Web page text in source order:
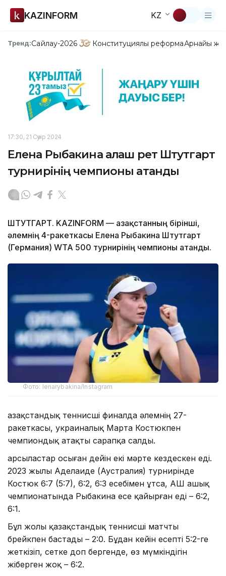
KAZINFORM KZ
Тренд:Сайлау-2026 Конституциялық реформаАрнайы
17:30, 21 Сәуір 2024
Елена Рыбакина алғаш рет Штутгарт
турнирінің чемпионы атанды
ШТУТГАРТ. KAZINFORM — Қазақстанның бірінші,
әлемнің 4-ракеткасы Елена Рыбакина Штутгарт
(Германия) WTA 500 турнирінің чемпионы атанды.
Фото: lenarybakina/Instagram
Қазақстандық теннисші финалда әлемнің 27-
ракеткасы, украиналық Марта Костюкпен
чемпиондық атақты сарапқа салды.
Қарсыластар осыған дейін екі мәрте кездескен еді.
2023 жылы Аделаиде (Аустралия) турнирінде
Костюк 6:7 (5:7), 6:2, 6:3 есебімен ұтса, АҚШ ашық
чемпионатында Рыбакина есе қайырған еді – 6:2,
6:1.
Бұл жолы қазақстандық теннисші матчты
брейкпен бастады – 2:0. Бұдан кейін есепті 5:2-ге
жеткізіп, сетке доп бергенде, өз мүмкіндігін
жіберген жоқ – 6:2.